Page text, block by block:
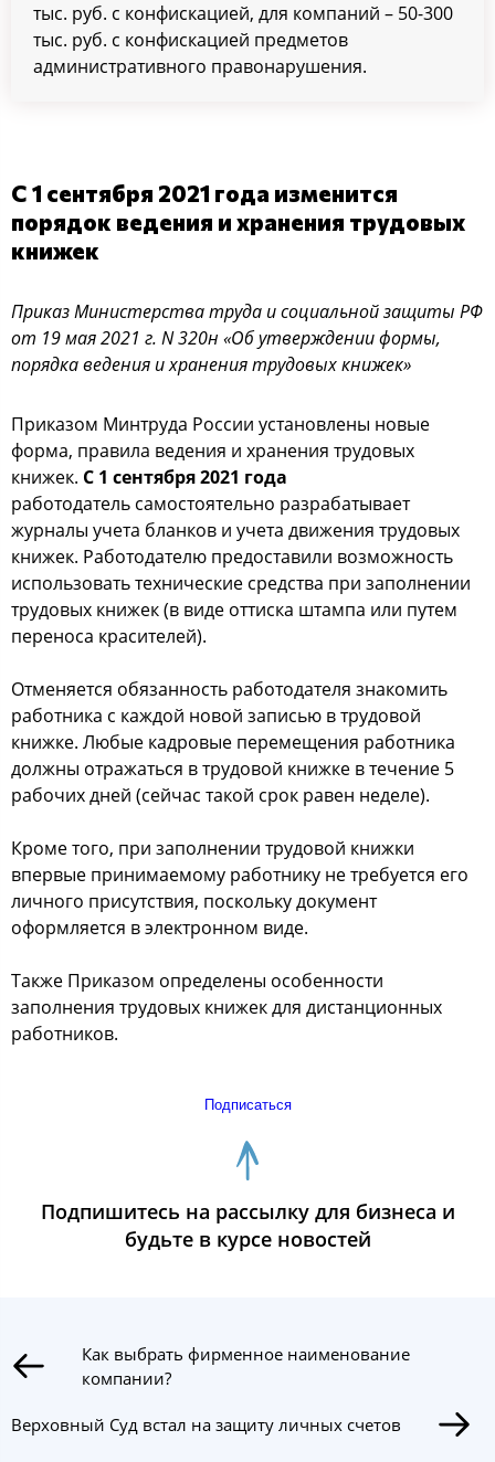
тыс. руб. с конфискацией, для компаний – 50-300
тыс. руб. с конфискацией предметов
административного правонарушения.
С 1 сентября 2021 года изменится
порядок ведения и хранения трудовых
книжек
Приказ Министерства труда и социальной защиты РФ
от 19 мая 2021 г. N 320н «Об утверждении формы,
порядка ведения и хранения трудовых книжек»
Приказом Минтруда России установлены новые
форма, правила ведения и хранения трудовых
книжек. С 1 сентября 2021 года
работодатель самостоятельно разрабатывает
журналы учета бланков и учета движения трудовых
книжек. Работодателю предоставили возможность
использовать технические средства при заполнении
трудовых книжек (в виде оттиска штампа или путем
переноса красителей).
Отменяется обязанность работодателя знакомить
работника с каждой новой записью в трудовой
книжке. Любые кадровые перемещения работника
должны отражаться в трудовой книжке в течение 5
рабочих дней (сейчас такой срок равен неделе).
Кроме того, при заполнении трудовой книжки
впервые принимаемому работнику не требуется его
личного присутствия, поскольку документ
оформляется в электронном виде.
Также Приказом определены особенности
заполнения трудовых книжек для дистанционных
работников.
Подписаться
Подпишитесь на рассылку для бизнеса и
будьте в курсе новостей
Как выбрать фирменное наименование
компании?
Верховный Суд встал на защиту личных счетов